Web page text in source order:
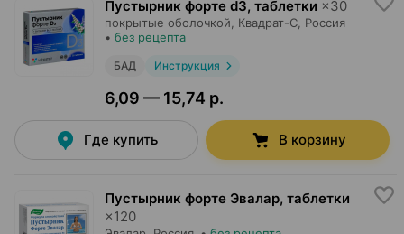
Пустырник форте d3, таблетки ×30
покрытые оболочкой, Квадрат-С , Россия
• без рецепта
БАД Инструкция
6,09 — 15,74 р.
Где купить В корзину
Пустырник форте Эвалар, таблетки
×120